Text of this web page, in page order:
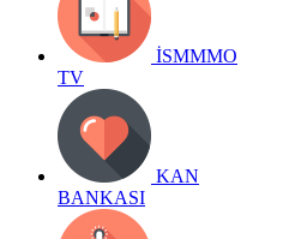
İSMMMO
TV
KAN
BANKASI